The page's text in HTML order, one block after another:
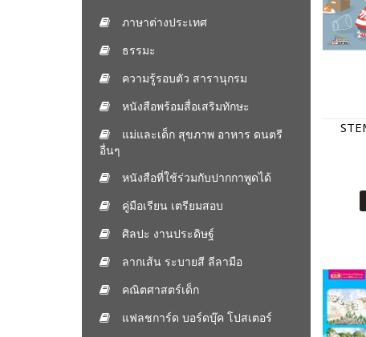
ภาษาต่างประเทศ
ธรรมะ
ความรู้รอบตัว สารานุกรม
หนังสือพร้อมสื่อเสริมทักษะ
แม่และเด็ก สุขภาพ อาหาร ดนตรี
อื่นๆ
หนังสือที่ใช้ร่วมกับปากกาพูดได้
คู่มือเรียน เตรียมสอบ
ศิลปะ งานประดิษฐ์
ลากเส้น ระบายสี ลีลามือ
คณิตศาสตร์เด็ก
แฟลชการ์ด บอร์ดบุ๊ค โปสเตอร์